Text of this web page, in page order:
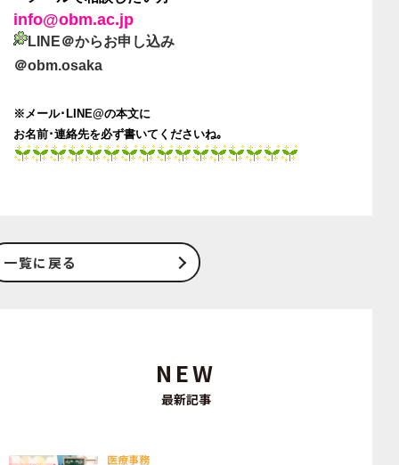
NEW
最新記事
医療事務
info@obm.ac.jp
LINE＠からお申し込み
＠obm.osaka
※メール･LINE@の本文に
お名前･連絡先を必ず書いてくださいね｡
一覧に戻る